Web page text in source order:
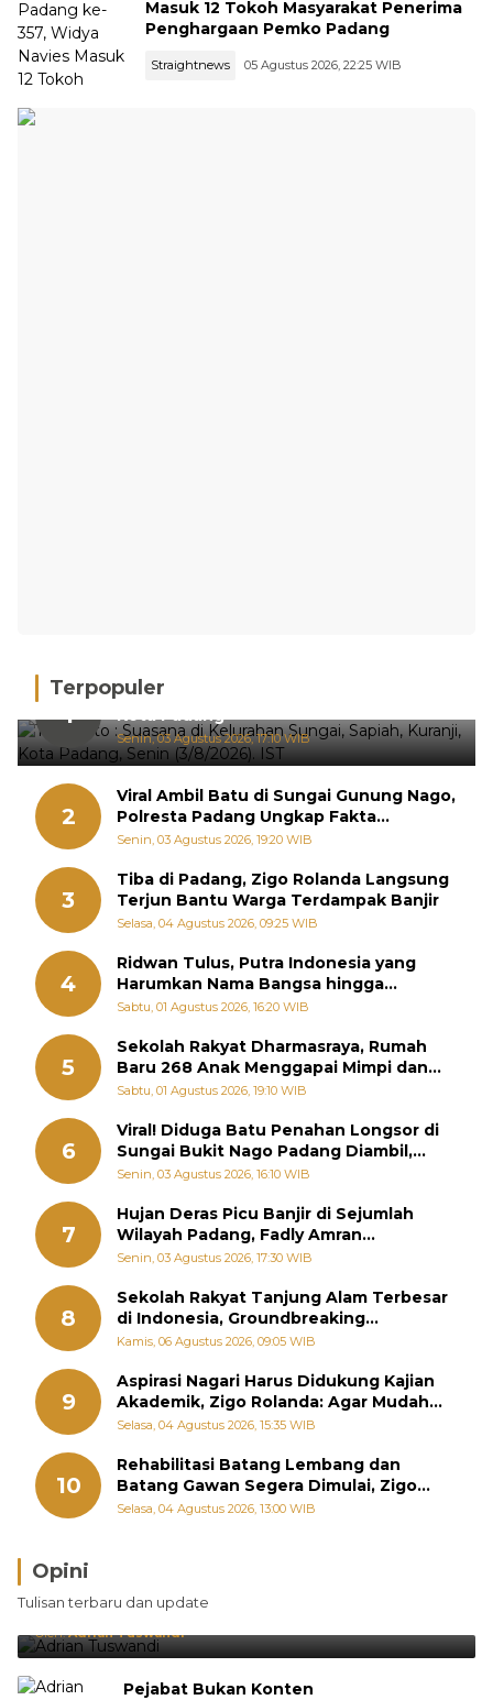
Masuk 12 Tokoh Masyarakat Penerima
Penghargaan Pemko Padang
Straightnews 05 Agustus 2026, 22:25 WIB
Terpopuler
1
Hujan Deras, 15 Titik Banjir Terdeteksi di
Kota Padang
Senin, 03 Agustus 2026, 17:10 WIB
2
Viral Ambil Batu di Sungai Gunung Nago,
Polresta Padang Ungkap Fakta
Sebenarnya
Senin, 03 Agustus 2026, 19:20 WIB
3
Tiba di Padang, Zigo Rolanda Langsung
Terjun Bantu Warga Terdampak Banjir
Selasa, 04 Agustus 2026, 09:25 WIB
4
Ridwan Tulus, Putra Indonesia yang
Harumkan Nama Bangsa hingga
Diabadikan dalam Buku Jepang
Sabtu, 01 Agustus 2026, 16:20 WIB
5
Sekolah Rakyat Dharmasraya, Rumah
Baru 268 Anak Menggapai Mimpi dan
Memutus Rantai Kemiskinan
Sabtu, 01 Agustus 2026, 19:10 WIB
6
Viral! Diduga Batu Penahan Longsor di
Sungai Bukit Nago Padang Diambil,
Warga Khawatir Bencana Terulang
Senin, 03 Agustus 2026, 16:10 WIB
7
Hujan Deras Picu Banjir di Sejumlah
Wilayah Padang, Fadly Amran
Perintahkan OPD Siaga
Senin, 03 Agustus 2026, 17:30 WIB
8
Sekolah Rakyat Tanjung Alam Terbesar
di Indonesia, Groundbreaking
September
Kamis, 06 Agustus 2026, 09:05 WIB
9
Aspirasi Nagari Harus Didukung Kajian
Akademik, Zigo Rolanda: Agar Mudah
Diperjuangkan di Kementerian
Selasa, 04 Agustus 2026, 15:35 WIB
10
Rehabilitasi Batang Lembang dan
Batang Gawan Segera Dimulai, Zigo
Rolanda Pastikan Proyek Berjalan
Selasa, 04 Agustus 2026, 13:00 WIB
Opini
Tulisan terbaru dan update
Brasil Lebih Diunggulkan, tetapi Jepang Selalu
Punya Cara Membuat Kejutan
Oleh:Adrian Tuswandi
Pejabat Bukan Konten